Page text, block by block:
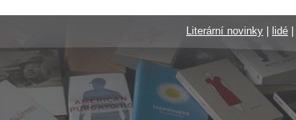
Literární novinky
lidé